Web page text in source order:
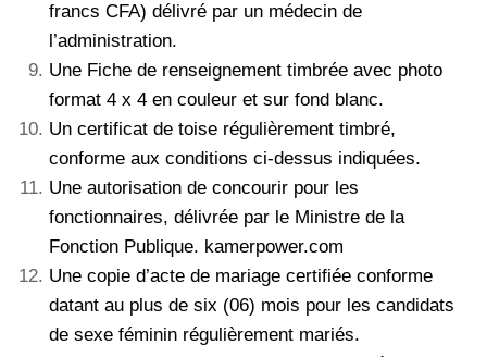
francs CFA) délivré par un médecin de
l’administration.
Une Fiche de renseignement timbrée avec photo
format 4 x 4 en couleur et sur fond blanc.
Un certificat de toise régulièrement timbré,
conforme aux conditions ci-dessus indiquées.
Une autorisation de concourir pour les
fonctionnaires, délivrée par le Ministre de la
Fonction Publique. kamerpower.com
Une copie d’acte de mariage certifiée conforme
datant au plus de six (06) mois pour les candidats
de sexe féminin régulièrement mariés.